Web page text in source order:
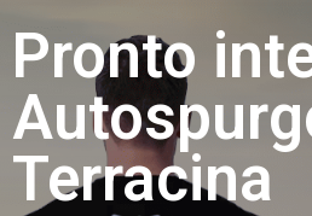
Pronto
Terracina